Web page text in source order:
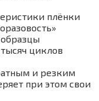
плёнки
циклов
и резким
при этом свои